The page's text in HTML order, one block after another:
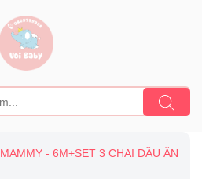
MAMMY - 6M+SET 3 CHAI DẦU ĂN